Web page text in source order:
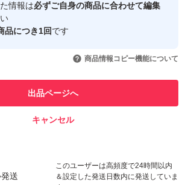
引を完了させた実績があります
での取引実績があります
送
このユーザーは高頻度で24時間以内
＆設定した発送日数内に発送していま
情報は必ずご自身の商品に合わせて編集
品につき1回です
商品情報コピー機能について
出品ページへ
キャンセル